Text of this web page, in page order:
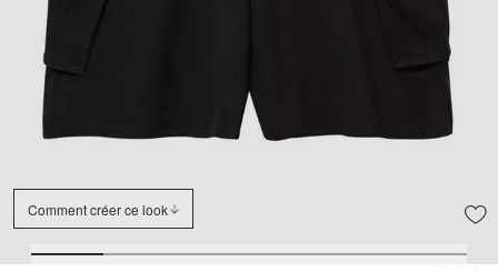
Comment créer ce look